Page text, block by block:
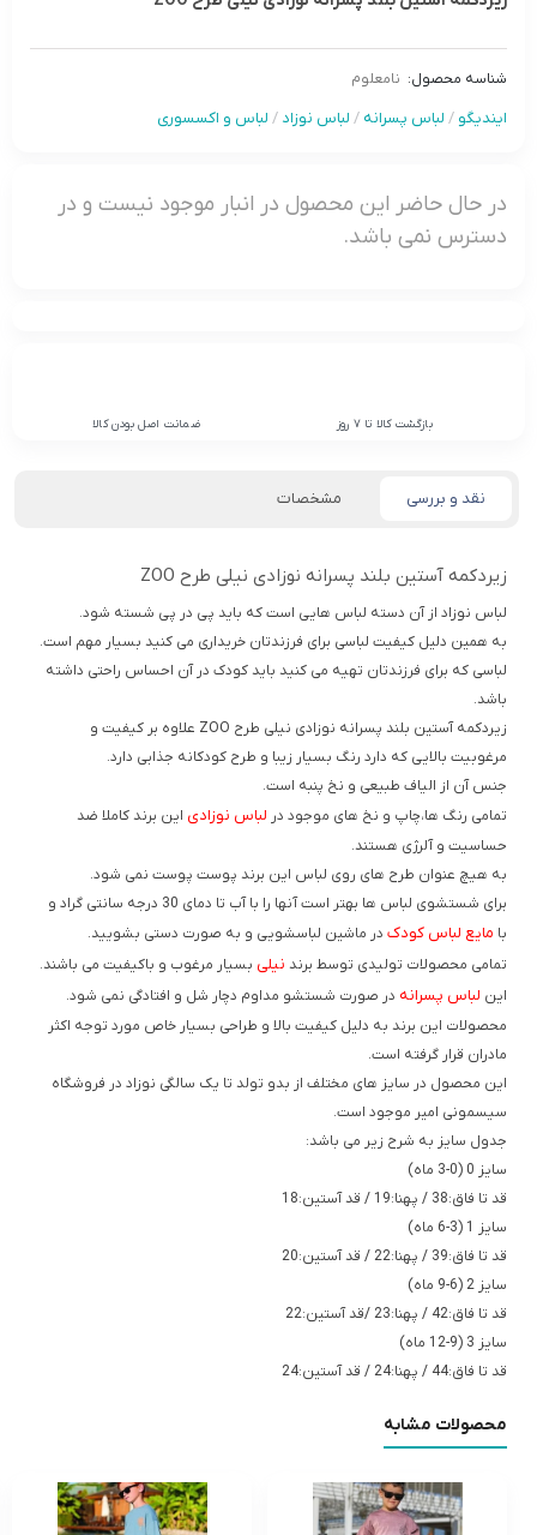
شناسه محصول: نامعلوم
ایندیگو / لباس پسرانه / لباس نوزاد / لباس و اکسسوری
در حال حاضر این محصول در انبار موجود نیست و در
دسترس نمی باشد.
بازگشت کالا تا 7 روز ضمانت اصل بودن کالا
نقد و بررسی مشخصات
زیردکمه آستین بلند پسرانه نوزادی نیلی طرح ZOO
لباس نوزاد از آن دسته لباس هایی است که باید پی در پی شسته شود.
به همین دلیل کیفیت لباسی برای فرزندتان خریداری می کنید بسیار مهم است.
لباسی که برای فرزندتان تهیه می کنید باید کودک در آن احساس راحتی داشته
باشد.
زیردکمه آستین بلند پسرانه نوزادی نیلی طرح ZOO علاوه بر کیفیت و
مرغوبیت بالایی که دارد رنگ بسیار زیبا و طرح کودکانه جذابی دارد.
جنس آن از الیاف طبیعی و نخ پنبه است.
تمامی رنگ ها،چاپ و نخ های موجود در لباس نوزادی این برند کاملا ضد
حساسیت و آلرژی هستند.
به هیچ عنوان طرح های روی لباس این برند پوست پوست نمی شود.
برای شستشوی لباس ها بهتر است آنها را با آب تا دمای 30 درجه سانتی گراد و
با مایع لباس کودک در ماشین لباسشویی و به صورت دستی بشویید.
تمامی محصولات تولیدی توسط برند نیلی بسیار مرغوب و باکیفیت می باشند.
این لباس پسرانه در صورت شستشو مداوم دچار شل و افتادگی نمی شود.
محصولات این برند به دلیل کیفیت بالا و طراحی بسیار خاص مورد توجه اکثر
مادران قرار گرفته است.
این محصول در سایز های مختلف از بدو تولد تا یک سالگی نوزاد در فروشگاه
سیسمونی امیر موجود است.
جدول سایز به شرح زیر می باشد:
سایز 0 (0-3 ماه)
قد تا فاق:38 / پهنا:19 / قد آستین:18
سایز 1 (3-6 ماه)
قد تا فاق:39 / پهنا:22 / قد آستین:20
سایز 2 (6-9 ماه)
قد تا فاق:42 / پهنا:23 /قد آستین:22
سایز 3 (9-12 ماه)
قد تا فاق:44 / پهنا:24 / قد آستین:24
محصولات مشابه